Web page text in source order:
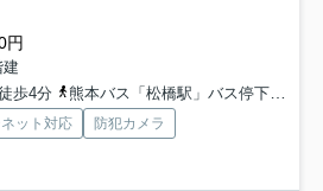
円
歩4分
熊本バス「松橋駅」バス停下車 徒歩4分
ット対応
防犯カメラ